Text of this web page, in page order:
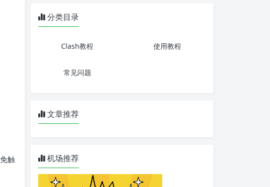
触
分类目录
Clash教程 使用教程
常见问题
文章推荐
机场推荐